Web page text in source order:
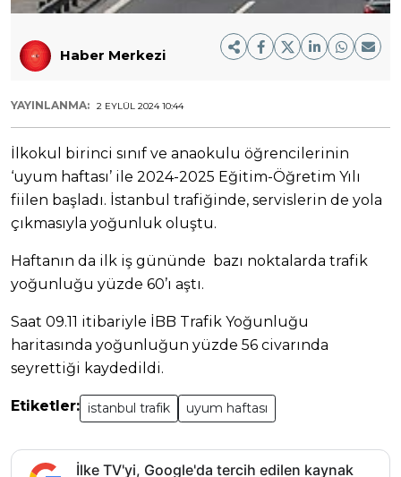
Haber Merkezi
YAYINLANMA: 2 EYLÜL 2024 10:44
İlkokul birinci sınıf ve anaokulu öğrencilerinin
‘uyum haftası’ ile 2024-2025 Eğitim-Öğretim Yılı
fiilen başladı. İstanbul trafiğinde, servislerin de yola
çıkmasıyla yoğunluk oluştu.
Haftanın da ilk iş gününde bazı noktalarda trafik
yoğunluğu yüzde 60’ı aştı.
Saat 09.11 itibariyle İBB Trafik Yoğunluğu
haritasında yoğunluğun yüzde 56 civarında
seyrettiği kaydedildi.
Etiketler: istanbul trafik uyum haftası
İlke TV'yi, Google'da tercih edilen kaynak